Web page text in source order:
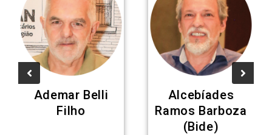
Ademar Belli
Filho
Alcebíades
Ramos Barboza
(Bide)